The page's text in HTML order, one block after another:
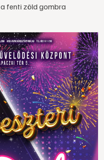
a fenti zöld gombra